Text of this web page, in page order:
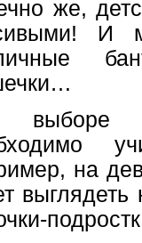
же,
И
выборе
на